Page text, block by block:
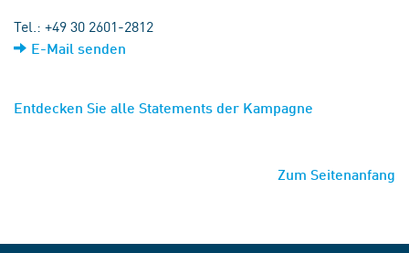
Tel.: +49 30 2601-2812
E-Mail senden
Entdecken Sie alle Statements der Kampagne
Zum Seitenanfang